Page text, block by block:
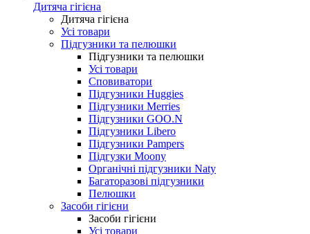
Дитяча гігієна
Дитяча гігієна
Усі товари
Підгузники та пелюшки
Підгузники та пелюшки
Усі товари
Сповиватори
Підгузники Huggies
Підгузники Merries
Підгузники GOO.N
Підгузники Libero
Підгузники Pampers
Підгузки Moony
Органічні підгузники Naty
Багаторазові підгузники
Пелюшки
Засоби гігієни
Засоби гігієни
Усі товари